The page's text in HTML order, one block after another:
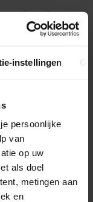
instellingen
persoonlijke
van
op uw
als doel
metingen aan
en
de BN’er.
belde Bart.